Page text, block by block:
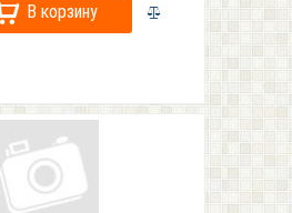
В корзину